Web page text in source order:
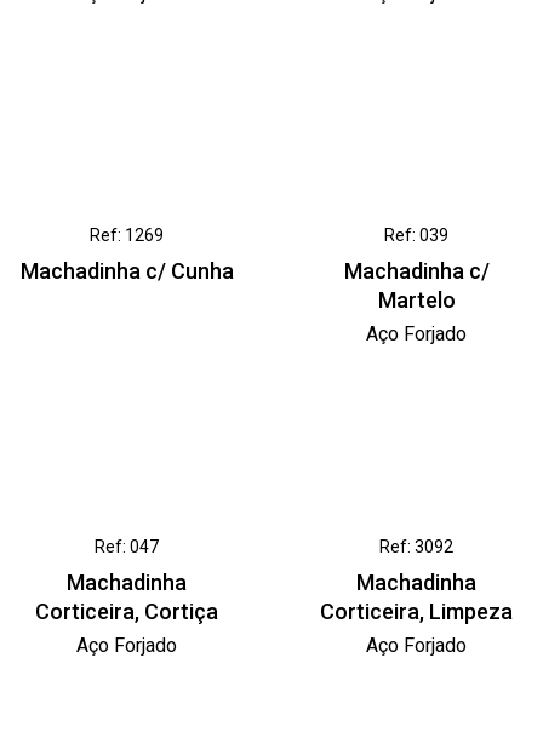
Ref: 1269
Machadinha c/ Cunha
Ref: 039
Machadinha c/
Martelo
Aço Forjado
Ref: 047
Machadinha
Corticeira, Cortiça
Aço Forjado
Ref: 3092
Machadinha
Corticeira, Limpeza
Aço Forjado